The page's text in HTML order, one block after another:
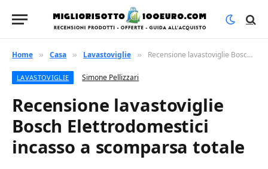
Home » Casa » Lavastoviglie » Recensione lavastoviglie Bosch Elettrodomestici incasso a scomparsa totale
LAVASTOVIGLIE Simone Pellizzari
Recensione lavastoviglie
Bosch Elettrodomestici
incasso a scomparsa totale